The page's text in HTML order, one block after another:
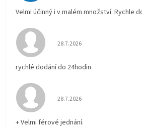
Velmi účinný i v malém množství. Rychle
Hodnocení obchodu je 5 z 5
28.7.2026
rychlé dodání do 24hodin
Hodnocení obchodu je 5 z 5
28.7.2026
+ Velmi férové jednání.